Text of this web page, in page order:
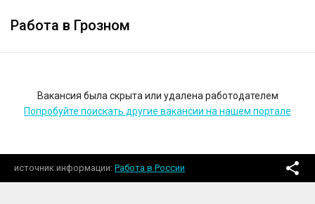
Работа в Грозном
Вакансия была скрыта или удалена работодателем
Попробуйте поискать другие вакансии на нашем портале
источник информации Работа в России